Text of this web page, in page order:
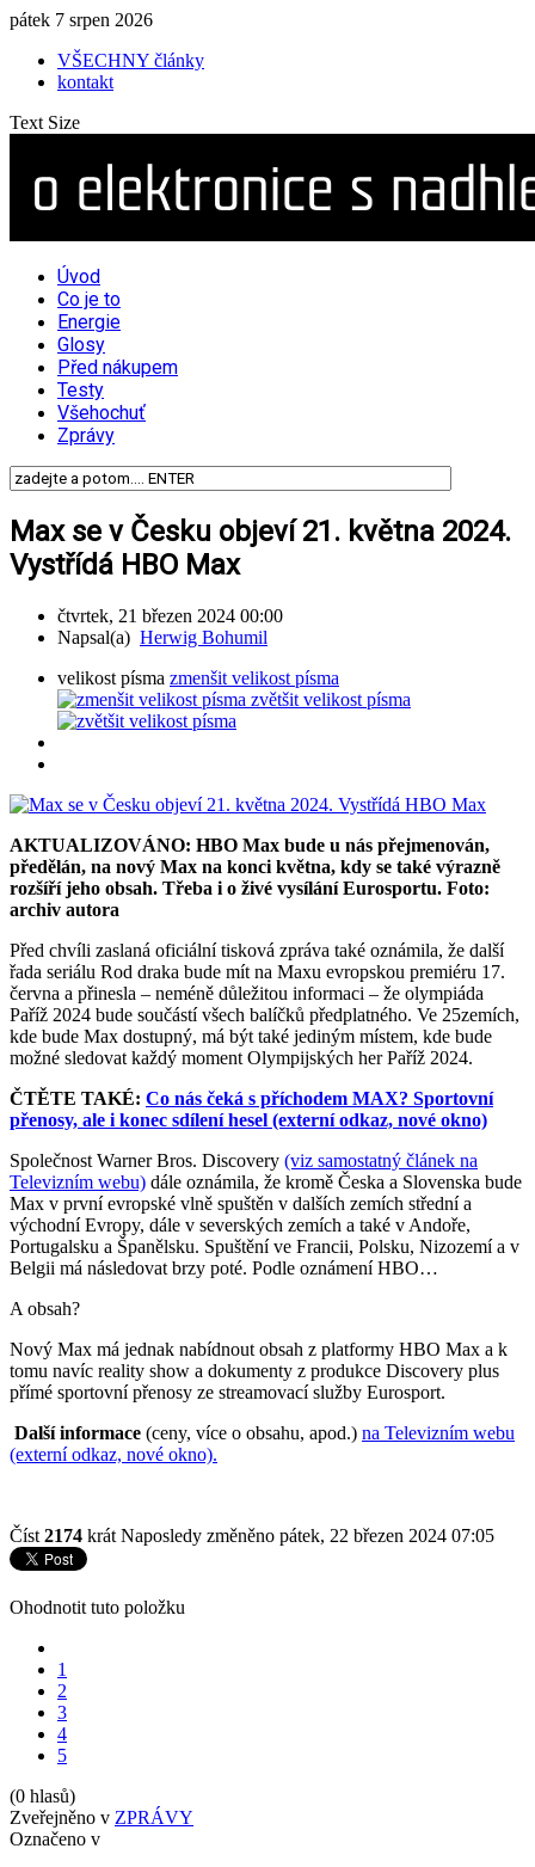
pátek 7 srpen 2026
VŠECHNY články
kontakt
Text Size
Úvod
Co je to
Energie
Glosy
Před nákupem
Testy
Všehochuť
Zprávy
Max se v Česku objeví 21. května 2024.
Vystřídá HBO Max
čtvrtek, 21 březen 2024 00:00
Napsal(a) Herwig Bohumil
velikost písma zmenšit velikost písma
zvětšit velikost písma
AKTUALIZOVÁNO: HBO Max bude u nás přejmenován,
předělán, na nový Max na konci května, kdy se také výrazně
rozšíří jeho obsah. Třeba i o živé vysílání Eurosportu. Foto:
archiv autora
Před chvíli zaslaná oficiální tisková zpráva také oznámila, že další
řada seriálu Rod draka bude mít na Maxu evropskou premiéru 17.
června a přinesla – neméně důležitou informaci – že olympiáda
Paříž 2024 bude součástí všech balíčků předplatného. Ve 25zemích,
kde bude Max dostupný, má být také jediným místem, kde bude
možné sledovat každý moment Olympijských her Paříž 2024.
ČTĚTE TAKÉ: Co nás čeká s příchodem MAX? Sportovní
přenosy, ale i konec sdílení hesel (externí odkaz, nové okno)
Společnost Warner Bros. Discovery (viz samostatný článek na
Televizním webu) dále oznámila, že kromě Česka a Slovenska bude
Max v první evropské vlně spuštěn v dalších zemích střední a
východní Evropy, dále v severských zemích a také v Andoře,
Portugalsku a Španělsku. Spuštění ve Francii, Polsku, Nizozemí a v
Belgii má následovat brzy poté. Podle oznámení HBO…
A obsah?
Nový Max má jednak nabídnout obsah z platformy HBO Max a k
tomu navíc reality show a dokumenty z produkce Discovery plus
přímé sportovní přenosy ze streamovací služby Eurosport.
Další informace (ceny, více o obsahu, apod.) na Televizním webu
(externí odkaz, nové okno).
Číst 2174 krát Naposledy změněno pátek, 22 březen 2024 07:05
Ohodnotit tuto položku
1
2
3
4
5
(0 hlasů)
Zveřejněno v ZPRÁVY
Označeno v